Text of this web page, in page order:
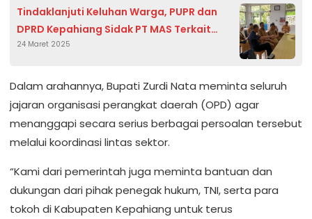
Tindaklanjuti Keluhan Warga, PUPR dan
DPRD Kepahiang Sidak PT MAS Terkait
Kerusakan Jalan
24 Maret 2025
Dalam arahannya, Bupati Zurdi Nata meminta seluruh
jajaran organisasi perangkat daerah (OPD) agar
menanggapi secara serius berbagai persoalan tersebut
melalui koordinasi lintas sektor.
“Kami dari pemerintah juga meminta bantuan dan
dukungan dari pihak penegak hukum, TNI, serta para
tokoh di Kabupaten Kepahiang untuk terus